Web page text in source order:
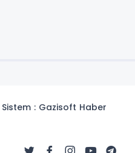
: Gazisoft Haber